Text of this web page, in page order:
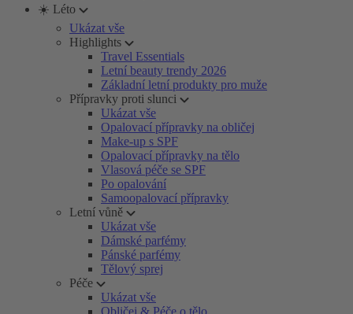
☀️ Léto
Ukázat vše
Highlights
Travel Essentials
Letní beauty trendy 2026
Základní letní produkty pro muže
Přípravky proti slunci
Ukázat vše
Opalovací přípravky na obličej
Make-up s SPF
Opalovací přípravky na tělo
Vlasová péče se SPF
Po opalování
Samoopalovací přípravky
Letní vůně
Ukázat vše
Dámské parfémy
Pánské parfémy
Tělový sprej
Péče
Ukázat vše
Obličej & Péče o tělo